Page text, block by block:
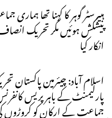
ہبیرسٹر گوہر کا کہنا تھا
پیشکش ہوئیں مگر تحریک
انکار کیا
اسلام آباد: چیئرمین پاکستان
پارلیمنٹ کے باہر پریس
جماعت کے ارکان کو کروڑوں